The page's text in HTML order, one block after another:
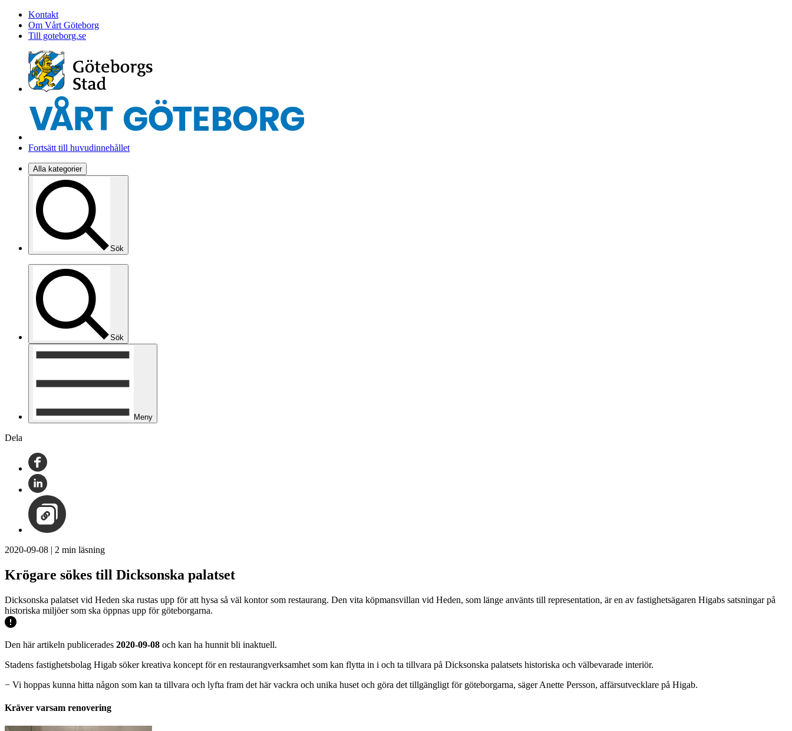
Kontakt
Om Vårt Göteborg
Till goteborg.se
Fortsätt till huvudinnehållet
Alla kategorier
Sök
Sök
Meny
Dela
2020-09-08 | 2 min läsning
Krögare sökes till Dicksonska palatset
Dicksonska palatset vid Heden ska rustas upp för att hysa så väl kontor som restaurang. Den vita köpmansvillan vid Heden, som länge använts till representation, är en av fastighetsägaren Higabs satsningar på
historiska miljöer som ska öppnas upp för göteborgarna.
Den här artikeln publicerades 2020-09-08 och kan ha hunnit bli inaktuell.
Stadens fastighetsbolag Higab söker kreativa koncept för en restaurangverksamhet som kan flytta in i och ta tillvara på Dicksonska palatsets historiska och välbevarade interiör.
− Vi hoppas kunna hitta någon som kan ta tillvara och lyfta fram det här vackra och unika huset och göra det tillgängligt för göteborgarna, säger Anette Persson, affärsutvecklare på Higab.
Kräver varsam renovering